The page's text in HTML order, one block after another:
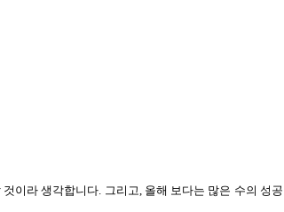
이라 생각합니다. 그리고, 올해 보다는 많은 수의 성공